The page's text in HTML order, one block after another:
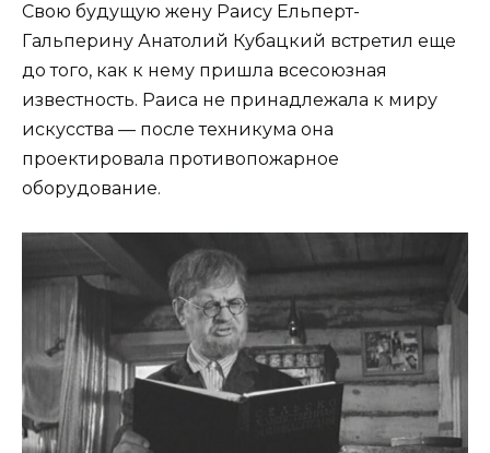
Свою будущую жену Раису Ельперт-
Гальперину Анатолий Кубацкий встретил еще
до того, как к нему пришла всесоюзная
известность. Раиса не принадлежала к миру
искусства — после техникума она
проектировала противопожарное
оборудование.